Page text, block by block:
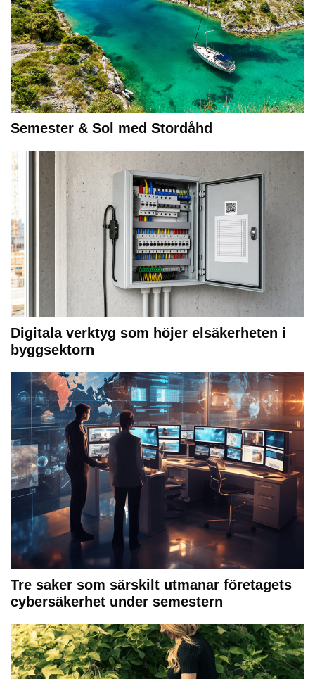
Semester & Sol med Stordåhd
Digitala verktyg som höjer elsäkerheten i
byggsektorn
Tre saker som särskilt utmanar företagets
cybersäkerhet under semestern